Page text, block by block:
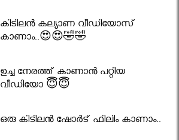
കിടിലൻ കല്യാണ വീഡിയോസ്
കാണാം..😍😍🤣🤣
ഉച്ച നേരത്ത് കാണാൻ പറ്റിയ
വീഡിയോ 😇😇
ഒരു കിടിലൻ ഷോർട് ഫിലിം കാണാം..